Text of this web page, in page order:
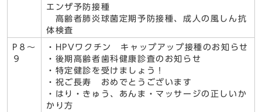
エンザ予防接種
高齢者肺炎球菌定期予防接種、成人の風しん抗
体検査
P８～
９
・HPVワクチン キャップアップ接種のお知らせ
・後期高齢者歯科健康診査のお知らせ
・特定健診を受けましょう！
・祝ご長寿 おめでとうございます
・はり・きゅう、あんま・マッサージの正しいか
かり方